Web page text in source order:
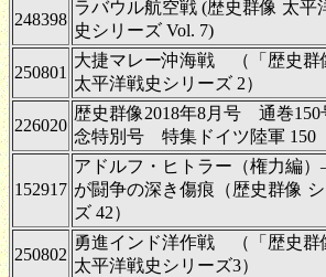
248398
ラバウル航空戦 (歴史群像 太平
史シリーズ Vol. 7)
250801
大捷マレー沖海戦 （「歴史群
太平洋戦史シリーズ 2）
226020
歴史群像2018年8月号 通巻150
念特別号 特集ドイツ陸軍 150
152917
アドルフ・ヒトラー（権力編
が闘争の深き傷痕（歴史群像
ズ 42）
250802
勇進インド洋作戦 （「歴史群
太平洋戦史シリーズ3）